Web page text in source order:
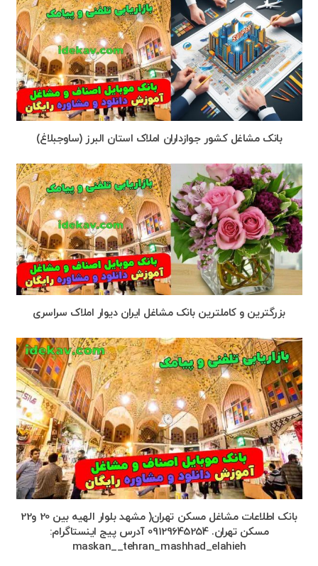
بانک مشاغل کشور جوازداران املاک استان البرز (ساوجبلاغ)
بزرگترین و کاملترین بانک مشاغل ایران دیوار املاک سراسری
بانک اطلاعات مشاغل مسکن تهران( مشهد بلوار الهیه بین 20 و22
مسکن تهران. 09129645254 آدرس پیج اینستاگرام:
maskan__tehran_mashhad_elahieh